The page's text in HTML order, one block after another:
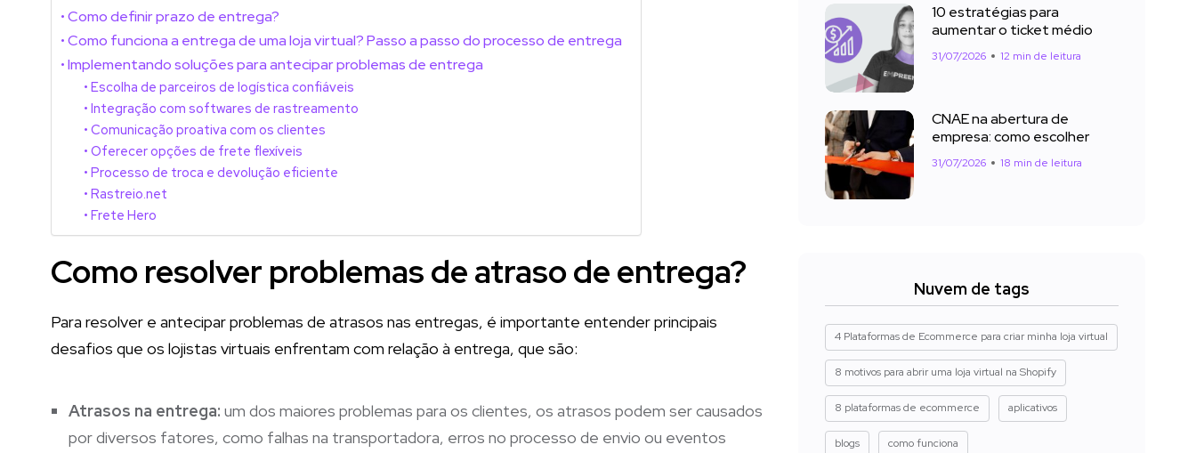
Como definir prazo de entrega?
Como funciona a entrega de uma loja virtual? Passo a passo do processo de entrega
Implementando soluções para antecipar problemas de entrega
Escolha de parceiros de logística confiáveis
Integração com softwares de rastreamento
Comunicação proativa com os clientes
Oferecer opções de frete flexíveis
Processo de troca e devolução eficiente
Rastreio.net
Frete Hero
Como resolver problemas de atraso de entrega?
Para resolver e antecipar problemas de atrasos nas entregas, é importante entender principais
desafios que os lojistas virtuais enfrentam com relação à entrega, que são:
Atrasos na entrega: um dos maiores problemas para os clientes, os atrasos podem ser causados
por diversos fatores, como falhas na transportadora, erros no processo de envio ou eventos
10 estratégias para
aumentar o ticket médio
31/07/2026 12 min de leitura
CNAE na abertura de
empresa: como escolher
31/07/2026 18 min de leitura
Nuvem de tags
4 Plataformas de Ecommerce para criar minha loja virtual
8 motivos para abrir uma loja virtual na Shopify
8 plataformas de ecommerce aplicativos
blogs como funciona